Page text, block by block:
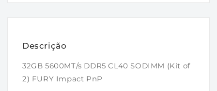
Descrição
32GB 5600MT/s DDR5 CL40 SODIMM (Kit of
2) FURY Impact PnP